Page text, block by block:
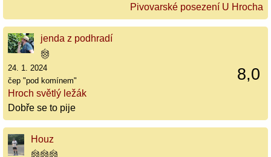
Pivovarské posezení U Hrocha
jenda z podhradí
8,0
24. 1. 2024
čep "pod komínem"
Hroch světlý ležák
Dobře se to pije
Houz